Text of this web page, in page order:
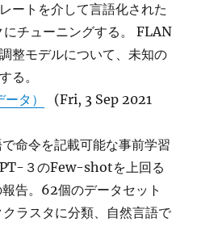
ートを介して言語化された
チューニングする。 FLAN
整モデルについて、未知の
る。
タ）
(Fri, 3 Sep 2021
命令を記載可能な事前学習
３のFew-shotを上回る
告。62個のデータセット
ラスタに分類、自然言語で